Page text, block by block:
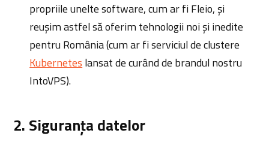
propriile unelte software, cum ar fi Fleio, și
reușim astfel să oferim tehnologii noi și inedite
pentru România (cum ar fi serviciul de clustere
Kubernetes lansat de curând de brandul nostru
IntoVPS).
2. Siguranța datelor